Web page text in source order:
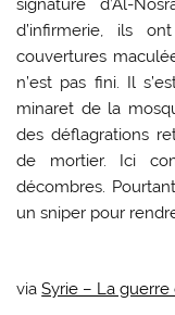
signature d’Al-
d’infirmerie, ils
couvertures
n’est pas fini. Il
minaret de la
des déflagrations
de mortier. Ici
décombres.
un sniper pour
viaSyrie – La